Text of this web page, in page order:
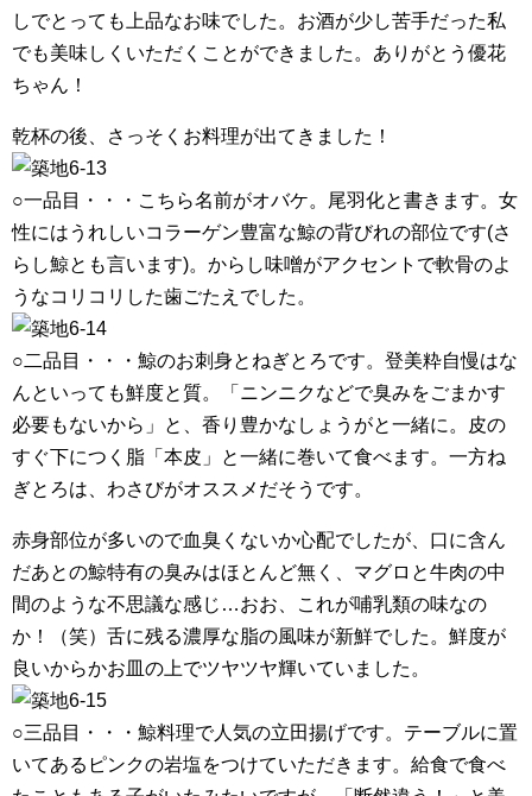
しでとっても上品なお味でした。お酒が少し苦手だった私
でも美味しくいただくことができました。ありがとう優花
ちゃん！
乾杯の後、さっそくお料理が出てきました！
○一品目・・・こちら名前がオバケ。尾羽化と書きます。女
性にはうれしいコラーゲン豊富な鯨の背びれの部位です(さ
らし鯨とも言います)。からし味噌がアクセントで軟骨のよ
うなコリコリした歯ごたえでした。
○二品目・・・鯨のお刺身とねぎとろです。登美粋自慢はな
んといっても鮮度と質。「ニンニクなどで臭みをごまかす
必要もないから」と、香り豊かなしょうがと一緒に。皮の
すぐ下につく脂「本皮」と一緒に巻いて食べます。一方ね
ぎとろは、わさびがオススメだそうです。
赤身部位が多いので血臭くないか心配でしたが、口に含ん
だあとの鯨特有の臭みはほとんど無く、マグロと牛肉の中
間のような不思議な感じ…おお、これが哺乳類の味なの
か！（笑）舌に残る濃厚な脂の風味が新鮮でした。鮮度が
良いからかお皿の上でツヤツヤ輝いていました。
○三品目・・・鯨料理で人気の立田揚げです。テーブルに置
いてあるピンクの岩塩をつけていただきます。給食で食べ